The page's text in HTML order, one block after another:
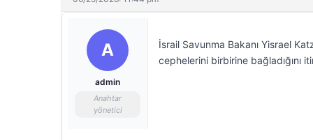
A
admin
Anahtar
yönetici
İsrail Savunma Bakanı Yisrael
cephelerini birbirine bağladığını